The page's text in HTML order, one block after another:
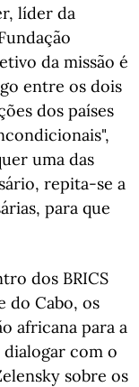
líder da
da missão é
entre os dois
dos países
uma das
repita-se a
para que
dos BRICS
do Cabo, os
africana para a
com o
sobre os